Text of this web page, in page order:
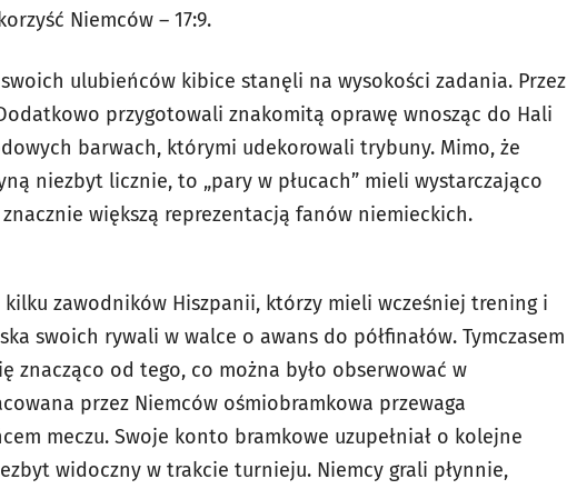
Niemców – 17:9.
ulubieńców kibice stanęli na wysokości zadania. Przez
przygotowali znakomitą oprawę wnosząc do Hali
barwach, którymi udekorowali trybuny. Mimo, że
niezbyt licznie, to „pary w płucach” mieli wystarczająco
większą reprezentacją fanów niemieckich.
zawodników Hiszpanii, którzy mieli wcześniej trening i
swoich rywali w walce o awans do półfinałów. Tymczasem
znacząco od tego, co można było obserwować w
przez Niemców ośmiobramkowa przewaga
meczu. Swoje konto bramkowe uzupełniał o kolejne
widoczny w trakcie turnieju. Niemcy grali płynnie,